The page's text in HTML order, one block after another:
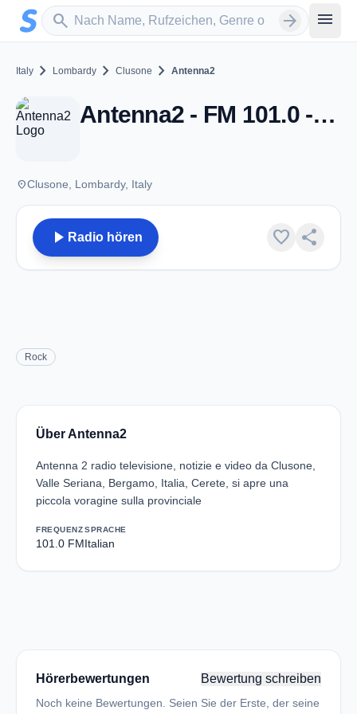
Zum Hauptinhalt springen
search
Sender suchen arrow_forward menu
Italy chevron_right Lombardy chevron_right Clusone chevron_right Antenna2
Antenna2 - FM 101.0 - Clusone
placeClusone, Lombardy, Italy
play_arrow Radio hören favorite share
Rock
Über Antenna2
Antenna 2 radio televisione, notizie e video da Clusone,
Valle Seriana, Bergamo, Italia, Cerete, si apre una
piccola voragine sulla provinciale
FREQUENZ
101.0 FM
SPRACHE
Italian
Hörerbewertungen Bewertung schreiben
Noch keine Bewertungen. Seien Sie der Erste, der seine